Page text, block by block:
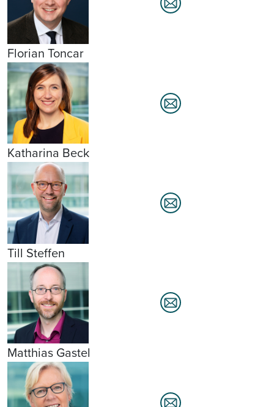
Florian Toncar
Katharina Beck
Till Steffen
Matthias Gastel